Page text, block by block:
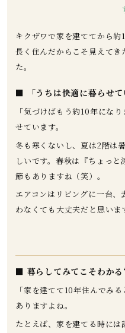
キクザワで家を建ててから約
長く住んだからこそ見えて
た。
■ 「うちは快適に暮らせて
「気づけばもう約10年にな
せています。
冬も寒くないし、夏は2階は
しいです。春秋は『ちょっ
節もありますね（笑）。
エアコンはリビングに一台
わなくても大丈夫だと思いま
■ 暮らしてみてこそわかる
「家を建てて10年住んでみ
ありますよね。
たとえば、家を建てる時に